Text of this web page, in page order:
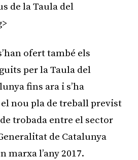
de la Taula del
ofert també els
per la Taula del
fins ara i s’ha
nou pla de treball previst
trobada entre el sector
de Catalunya
marxa l’any 2017.